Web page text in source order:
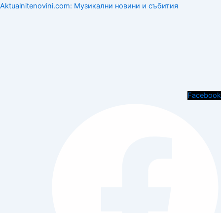
Aktualnitenovini.com: Музикални новини и събития
Facebook
Menu